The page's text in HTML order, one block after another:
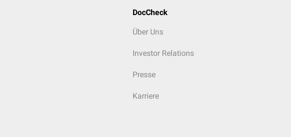
DocCheck
Über Uns
Investor Relations
Presse
Karriere